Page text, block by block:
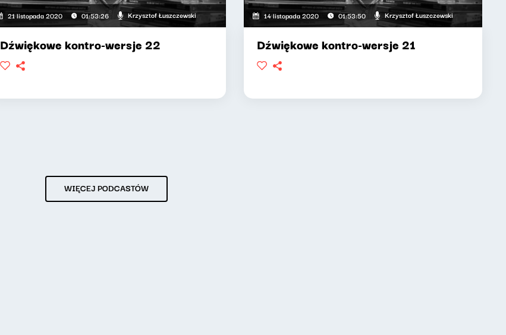
21 listopada 2020 01:53:26 Krzysztof Łuszczewski
Dźwiękowe kontro-wersje 22
14 listopada 2020 01:53:50 Krzysztof Łuszczewski
Dźwiękowe kontro-wersje 21
WIĘCEJ PODCASTÓW